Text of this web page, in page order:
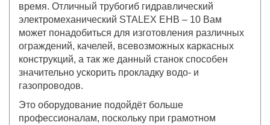
время. Отличный трубогиб гидравлический
электромеханический STALEX EHB – 10 Вам
может понадобиться для изготовления различных
ограждений, качелей, всевозможных каркасных
конструкций, а так же данный станок способен
значительно ускорить прокладку водо- и
газопроводов.
Это оборудование подойдёт больше
профессионалам, поскольку при грамотном